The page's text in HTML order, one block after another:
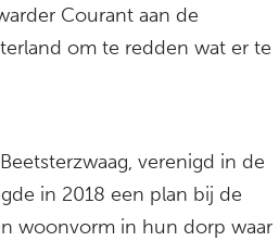
Courant aan de
om te redden wat er te
verenigd in de
in 2018 een plan bij de
woonvorm in hun dorp waar